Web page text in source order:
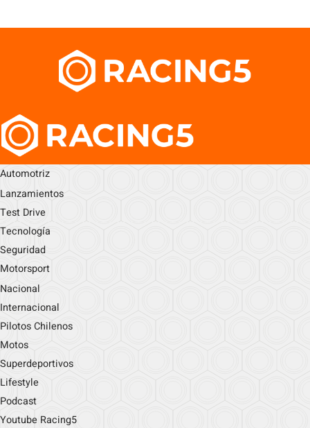
Automotriz
Lanzamientos
Test Drive
Tecnología
Seguridad
Motorsport
Nacional
Internacional
Pilotos Chilenos
Motos
Superdeportivos
Lifestyle
Podcast
Youtube Racing5